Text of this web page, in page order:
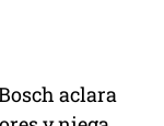
aclara